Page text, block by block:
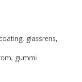
glassrens,
gummi